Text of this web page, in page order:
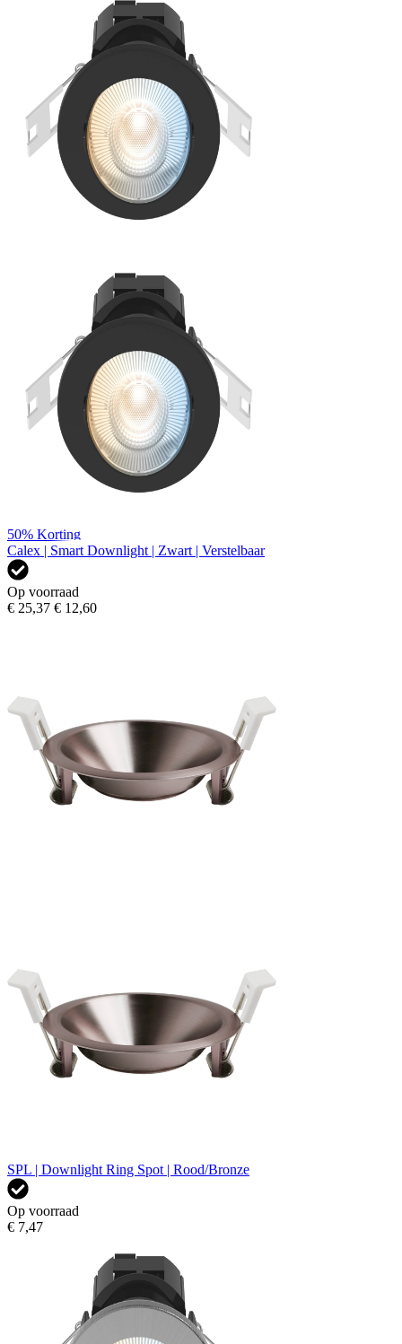
50% Korting
Calex | Smart Downlight | Zwart | Verstelbaar
Op voorraad
€ 25,37 € 12,60
SPL | Downlight Ring Spot | Rood/Bronze
Op voorraad
€ 7,47